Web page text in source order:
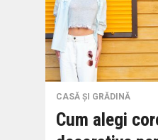
CASĂ ȘI GRĂDINĂ
Cum alegi